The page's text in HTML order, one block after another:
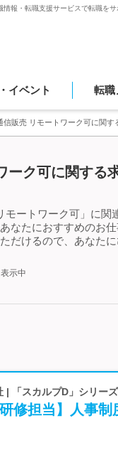
報・転職支援サービスで転職をサ
イベント 転職
信販売 リモートワーク可に関
ーク可に関する
ートワーク可」に
なたにおすすめのお
だけるので、あなた
示中
| 「スカルプD」シリー
研修担当】人事